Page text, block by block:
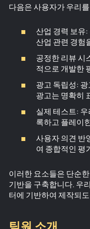
다음은 사용자가 우리
산업 경력 보유
산업 관련 경험
공정한 리뷰 시
적으로 개발한
광고 독립성:
광고는 명확히
실제 테스트:
록하고 플레이
사용자 의견 반
여 종합적인 평
이러한 요소들은 단순
기반을 구축합니다. 우
터에 기반하여 제작되